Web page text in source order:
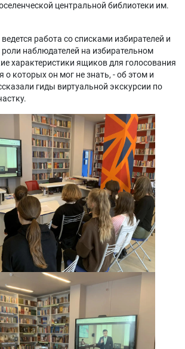
центральной библиотеки им.
работа со списками избирателей и
роли наблюдателей на избирательном
характеристики ящиков для голосования
о которых он мог не знать, - об этом и
гиды виртуальной экскурсии по